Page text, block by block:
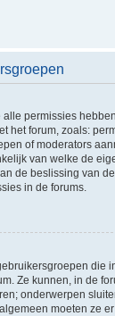
permissies
het forum, zoals:
of moderators
van welke de
de beslissing van
in de forums.
die
Ze kunnen, in de
onderwerpen
moeten ze